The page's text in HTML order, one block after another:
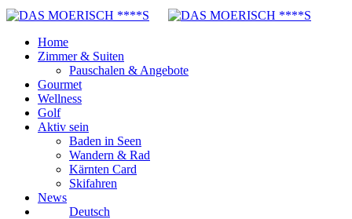
Home
Zimmer & Suiten
Pauschalen & Angebote
Gourmet
Wellness
Golf
Aktiv sein
Baden in Seen
Wandern & Rad
Kärnten Card
Skifahren
News
Deutsch